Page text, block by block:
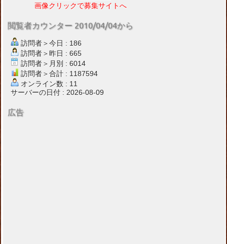
画像クリックで募集サイトへ
閲覧者カウンター 2010/04/04から
訪問者＞今日 : 186
訪問者＞昨日 : 665
訪問者＞月別 : 6014
訪問者＞合計 : 1187594
オンライン数 : 11
サーバーの日付 : 2026-08-09
広告